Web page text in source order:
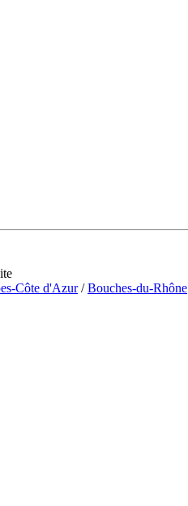
Côte d'Azur/Bouches-du-Rhône